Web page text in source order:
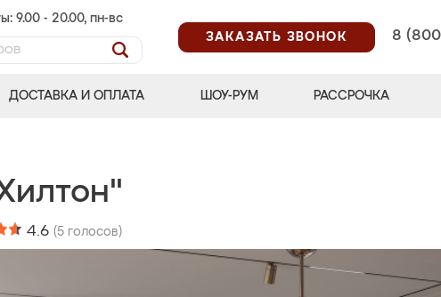
9.00 - 20.00, пн-вс
ЗАКАЗАТЬ ЗВОНОК
8
ДОСТАВКА И ОПЛАТА ШОУ-РУМ РАССРОЧКА
4.6 (5 голосов)